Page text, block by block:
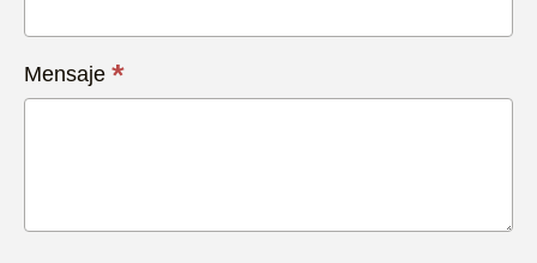
Mensaje *